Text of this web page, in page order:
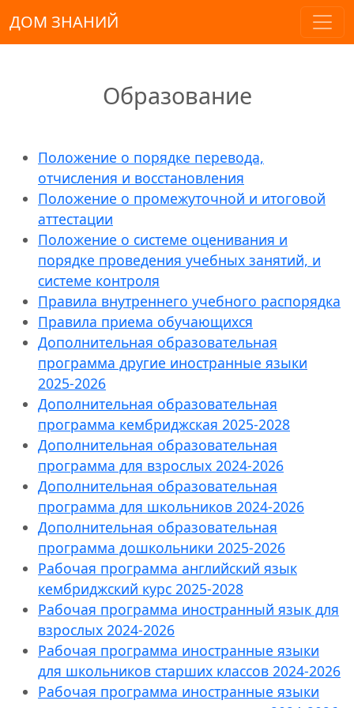
ДОМ ЗНАНИЙ
Образование
Положение о порядке перевода,
отчисления и восстановления
Положение о промежуточной и итоговой
аттестации
Положение о системе оценивания и
порядке проведения учебных занятий, и
системе контроля
Правила внутреннего учебного распорядка
Правила приема обучающихся
Дополнительная образовательная
программа другие иностранные языки
2025-2026
Дополнительная образовательная
программа кембриджская 2025-2028
Дополнительная образовательная
программа для взрослых 2024-2026
Дополнительная образовательная
программа для школьников 2024-2026
Дополнительная образовательная
программа дошкольники 2025-2026
Рабочая программа английский язык
кембриджский курс 2025-2028
Рабочая программа иностранный язык для
взрослых 2024-2026
Рабочая программа иностранные языки
для школьников старших классов 2024-2026
Рабочая программа иностранные языки